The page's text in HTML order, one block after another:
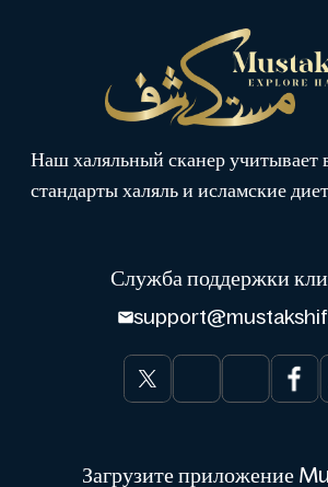
Наш халяльный сканер
стандарты халяль и исламские
Служба поддержки
Загрузите приложение